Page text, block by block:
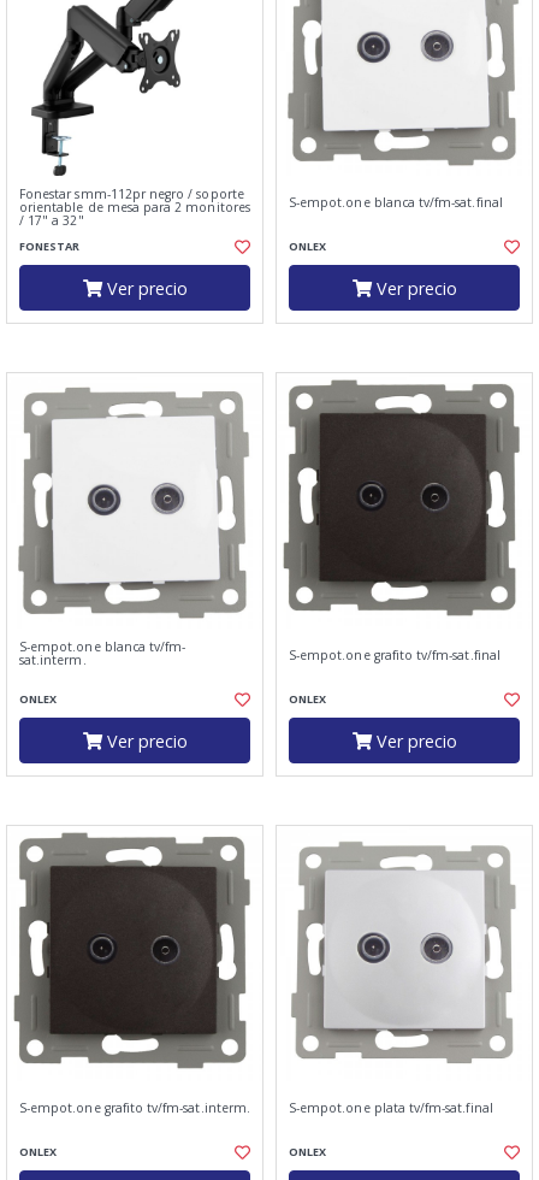
Fonestar smm-112pr negro / soporte
orientable de mesa para 2 monitores
/ 17" a 32"
FONESTAR
Ver precio
S-empot.one blanca tv/fm-sat.final
ONLEX
Ver precio
S-empot.one blanca tv/fm-
sat.interm.
ONLEX
Ver precio
S-empot.one grafito tv/fm-sat.final
ONLEX
Ver precio
S-empot.one grafito tv/fm-sat.interm.
ONLEX
S-empot.one plata tv/fm-sat.final
ONLEX